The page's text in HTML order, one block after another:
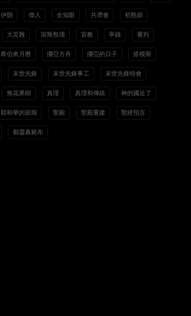
伊朗 偉人 全知眼 共濟會 初熟節
大災難 宙斯祭壇 宣教 寧錄 審判
希伯來月曆 挪亞方舟 挪亞的日子 搭模斯
末世先鋒 末世先鋒事工 末世先鋒特會
無花果樹 真理 真理和傳統 神的國近了
耶和華的節期 聖殿 聖殿重建 聖經預言
都靈裹屍布